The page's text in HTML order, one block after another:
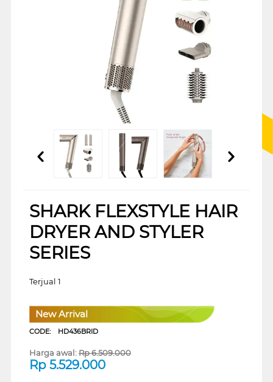
SHARK FLEXSTYLE HAIR
DRYER AND STYLER
SERIES
Terjual 1
New Arrival
CODE: HD436BRID
Harga awal:Rp6.509.000
Rp 5.529.000